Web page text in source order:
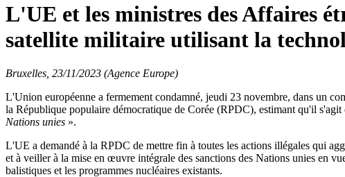
L'UE et les ministres des Affaires
satellite militaire utilisant la
Bruxelles, 23/11/2023 (Agence Europe)
L'Union européenne a fermement condamné, jeudi 23 novembre, dans un
la République populaire démocratique de Corée (RPDC), estimant qu'il s'agit
Nations unies ».
L'UE a demandé à la RPDC de mettre fin à toutes les actions illégales qui
et à veiller à la mise en œuvre intégrale des sanctions des Nations unies en
balistiques et les programmes nucléaires existants.